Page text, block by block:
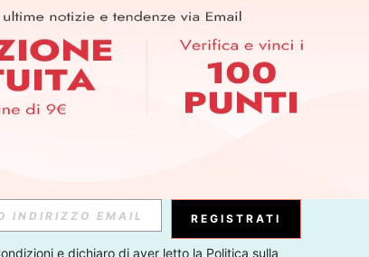
LE ULTIME TENDENZE IN ANTEPRIMA! (È
IN QUALSIASI MOMENTO).
Abbonati
REGISTRATI
e dichiaro di aver letto la Politica sulla